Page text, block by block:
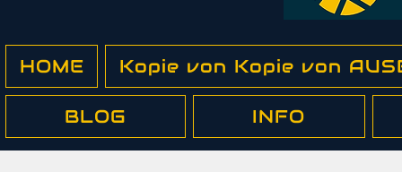
HOME Kopie von Kopie von
BLOG INFO